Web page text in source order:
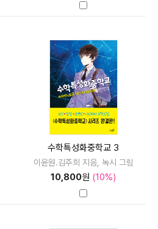
수학특성화중학교 3
이윤원.김주희 지음, 녹시 그림
10,800원 (10%)